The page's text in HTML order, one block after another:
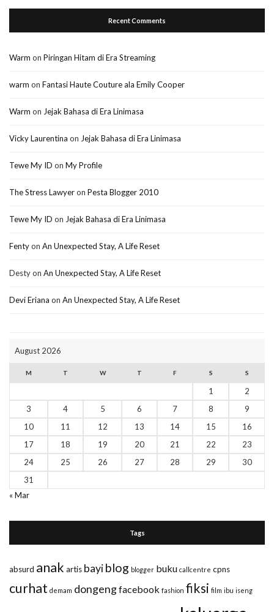
Recent Comments
Warm on Piringan Hitam di Era Streaming
warm on Fantasi Haute Couture ala Emily Cooper
Warm on Jejak Bahasa di Era Linimasa
Vicky Laurentina on Jejak Bahasa di Era Linimasa
Tewe My ID on My Profile
The Stress Lawyeron Pesta Blogger 2010
Tewe My ID on Jejak Bahasa di Era Linimasa
Fentyon An Unexpected Stay, A Life Reset
Destyon An Unexpected Stay, A Life Reset
Devi Eriana on An Unexpected Stay, A Life Reset
August 2026
M T W T F S S
1
2
3
4 5 6 7 8
9
10
11 12 13 14 15
16
17
18 19 20 21 22
23
24
25 26 27 28 29
30
31
« Mar
Tags
absurd anak artis bayiblog blogger buku callcentre cpns
curhat demam dongengfacebook fashion fiksi film ibu iseng